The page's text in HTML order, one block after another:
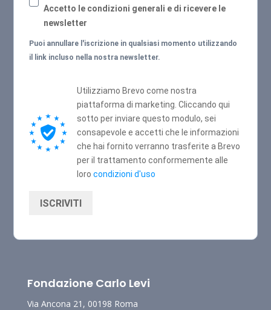
Accetto le condizioni generali e di ricevere le
newsletter
Puoi annullare l'iscrizione in qualsiasi momento utilizzando
il link incluso nella nostra newsletter.
Utilizziamo Brevo come nostra
piattaforma di marketing. Cliccando qui
sotto per inviare questo modulo, sei
consapevole e accetti che le informazioni
che hai fornito verranno trasferite a Brevo
per il trattamento conformemente alle
loro condizioni d'uso
ISCRIVITI
Fondazione Carlo Levi
Via Ancona 21, 00198 Roma